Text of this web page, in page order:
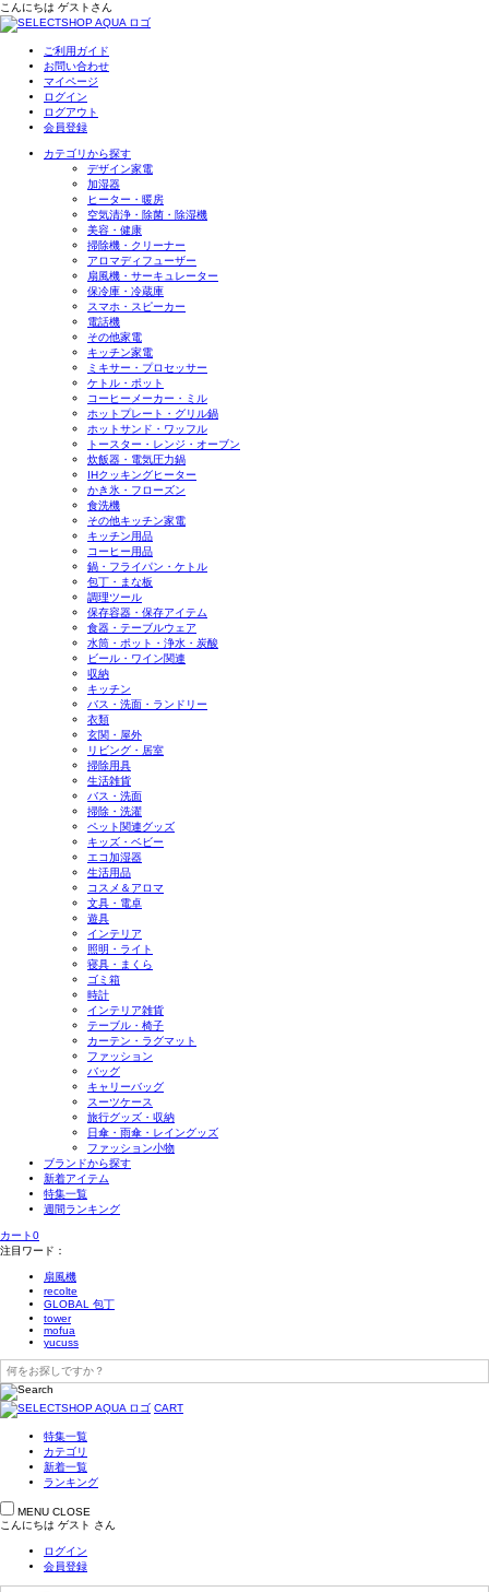
こんにちは ゲスト さん
ご利用ガイド
お問い合わせ
マイページ
ログイン
ログアウト
会員登録
カテゴリから探す
デザイン家電
加湿器
ヒーター・暖房
空気清浄・除菌・除湿機
美容・健康
掃除機・クリーナー
アロマディフューザー
扇風機・サーキュレーター
保冷庫・冷蔵庫
スマホ・スピーカー
電話機
その他家電
キッチン家電
ミキサー・プロセッサー
ケトル・ポット
コーヒーメーカー・ミル
ホットプレート・グリル鍋
ホットサンド・ワッフル
トースター・レンジ・オーブン
炊飯器・電気圧力鍋
IHクッキングヒーター
かき氷・フローズン
食洗機
その他キッチン家電
キッチン用品
コーヒー用品
鍋・フライパン・ケトル
包丁・まな板
調理ツール
保存容器・保存アイテム
食器・テーブルウェア
水筒・ポット・浄水・炭酸
ビール・ワイン関連
収納
キッチン
バス・洗面・ランドリー
衣類
玄関・屋外
リビング・居室
掃除用具
生活雑貨
バス・洗面
掃除・洗濯
ペット関連グッズ
キッズ・ベビー
エコ加湿器
生活用品
コスメ＆アロマ
文具・電卓
遊具
インテリア
照明・ライト
寝具・まくら
ゴミ箱
時計
インテリア雑貨
テーブル・椅子
カーテン・ラグマット
ファッション
バッグ
キャリーバッグ
スーツケース
旅行グッズ・収納
日傘・雨傘・レイングッズ
ファッション小物
ブランドから探す
新着アイテム
特集一覧
週間ランキング
カート0
注目ワード：
扇風機
recolte
GLOBAL 包丁
tower
mofua
yucuss
CART
特集一覧
カテゴリ
新着一覧
ランキング
MENU CLOSE
こんにちは ゲスト さん
ログイン
会員登録